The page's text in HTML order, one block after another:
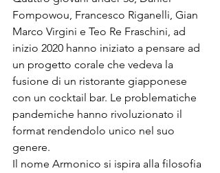
Fompowou, Francesco Riganelli, Gian
Marco Virgini e Teo Re Fraschini, ad
inizio 2020 hanno iniziato a pensare ad
un progetto corale che vedeva la
fusione di un ristorante giapponese
con un cocktail bar. Le problematiche
pandemiche hanno rivoluzionato il
format rendendolo unico nel suo
genere.
Il nome Armonico si ispira alla filosofia